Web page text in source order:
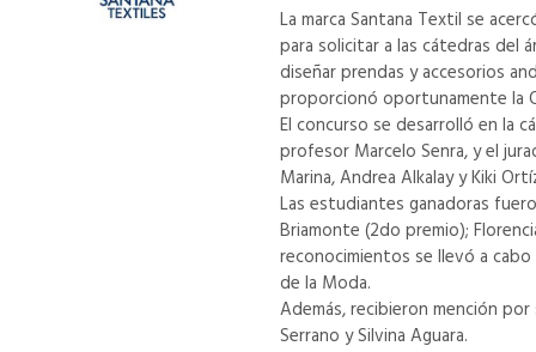
La marca Santana Textil se
para solicitar a las cátedras del
diseñar prendas y accesorios
proporcionó oportunamente la
El concurso se desarrolló en la
profesor Marcelo Senra, y el
Marina, Andrea Alkalay y Kiki
Las estudiantes ganadoras
Briamonte (2do premio);
reconocimientos se llevó a
de la Moda.
Además, recibieron mención
Serrano y Silvina Aguara.